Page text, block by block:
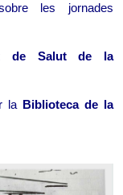
les jornades
de Salut de la
la
Biblioteca de la